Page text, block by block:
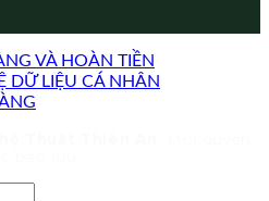
VÀ HOÀN TIỀN
DỮ LIỆU CÁ NHÂN